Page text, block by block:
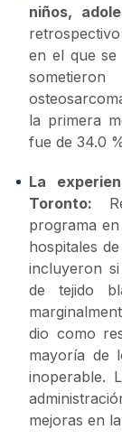
niños,
en el que se
la primera
fue de 34.0
La
Toronto:
programa
hospitales
incluyeron
de tejido
dio como
mayoría de
inoperable.
mejoras en